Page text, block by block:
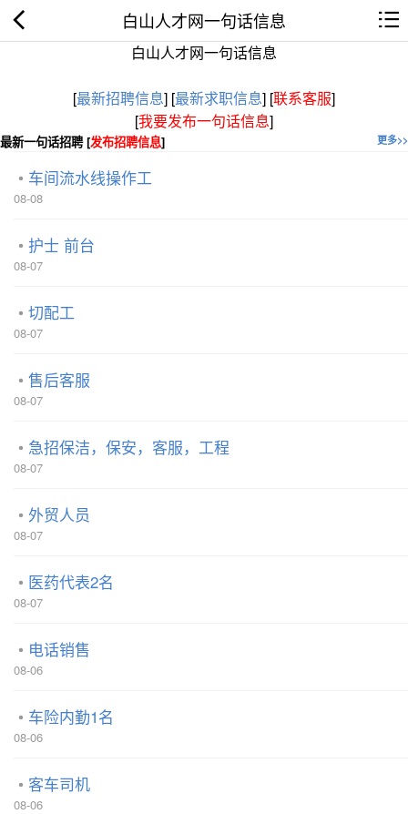
白山人才网一句话信息
白山人才网一句话信息
[最新招聘信息] [最新求职信息] [联系客服]
[我要发布一句话信息]
更多>>
最新一句话招聘 [发布招聘信息]
车间流水线操作工
08-08
护士 前台
08-07
切配工
08-07
售后客服
08-07
急招保洁，保安，客服，工程
08-07
外贸人员
08-07
医药代表2名
08-07
电话销售
08-06
车险内勤1名
08-06
客车司机
08-06